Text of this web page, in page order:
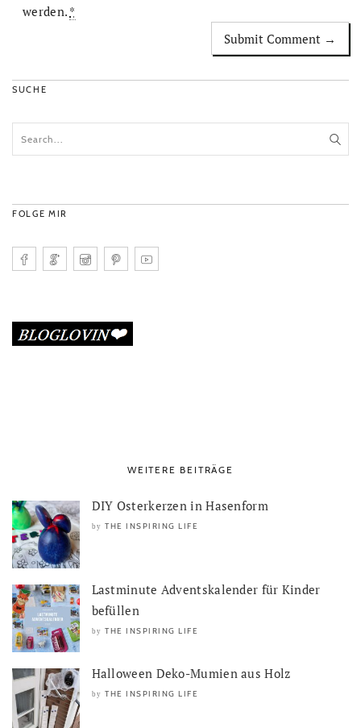
werden. *
SUCHE
FOLGE MIR
WEITERE BEITRÄGE
DIY Osterkerzen in Hasenform
by THE INSPIRING LIFE
Lastminute Adventskalender für Kinder
befüllen
by THE INSPIRING LIFE
Halloween Deko-Mumien aus Holz
by THE INSPIRING LIFE